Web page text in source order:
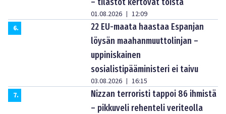
01.08.2026 | 12:09
6.
22 EU-maata haastaa Espanjan
löysän maahanmuuttolinjan –
uppiniskainen
sosialistipääministeri ei taivu
03.08.2026 | 16:15
7.
Nizzan terroristi tappoi 86 ihmistä
– pikkuveli rehenteli veriteolla